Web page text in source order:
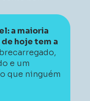
a maioria
hoje tem a
e um
que ninguém